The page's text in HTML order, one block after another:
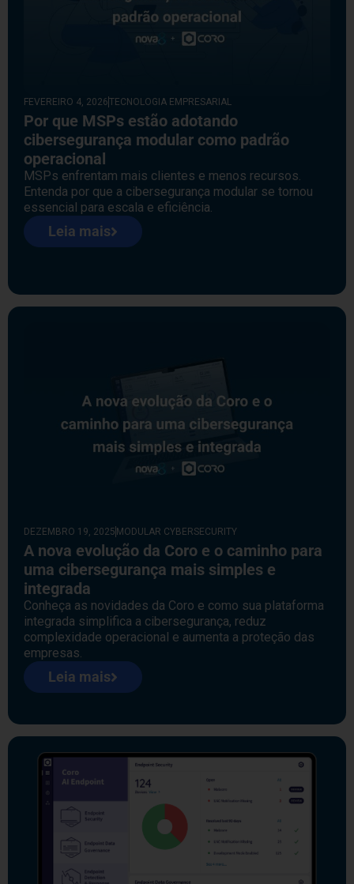
FEVEREIRO 4, 2026TECNOLOGIA EMPRESARIAL
Por que MSPs estão adotando
cibersegurança modular como padrão
operacional
MSPs enfrentam mais clientes e menos recursos.
Entenda por que a cibersegurança modular se tornou
essencial para escala e eficiência.
Leia mais
DEZEMBRO 19, 2025 MODULAR CYBERSECURITY
A nova evolução da Coro e o caminho para
uma cibersegurança mais simples e
integrada
Conheça as novidades da Coro e como sua plataforma
integrada simplifica a cibersegurança, reduz
complexidade operacional e aumenta a proteção das
empresas.
Leia mais